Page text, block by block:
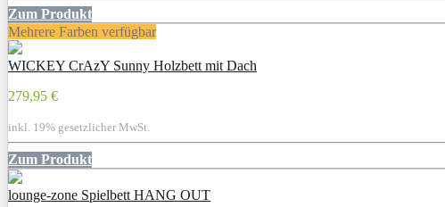
Zum Produkt
Mehrere Farben verfügbar
WICKEY CrAzY Sunny Holzbett mit Dach
279,95 €
inkl. 19% gesetzlicher MwSt.
Zum Produkt
lounge-zone Spielbett HANG OUT